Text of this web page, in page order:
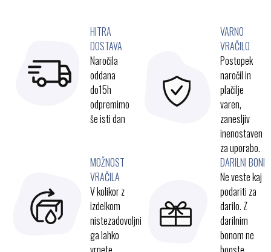
HITRA
DOSTAVA
Naročila
oddana
do15h
odpremimo
še isti dan
VARNO
VRAČILO
Postopek
naročil in
plačilje
varen,
zanesljiv
inenostaven
za uporabo.
MOŽNOST
VRAČILA
V kolikor z
izdelkom
nistezadovoljni
ga lahko
DARILNI BONI
Ne veste kaj
podariti za
darilo. Z
darilnim
bonom ne